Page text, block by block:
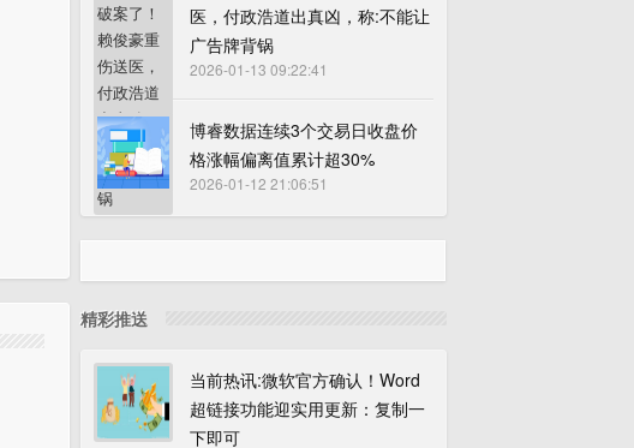
医，付政浩道出真凶，称:不能让
广告牌背锅
2026-01-13 09:22:41
博睿数据连续3个交易日收盘价
格涨幅偏离值累计超30%
2026-01-12 21:06:51
精彩推送
当前热讯:微软官方确认！Word
超链接功能迎实用更新：复制一
下即可